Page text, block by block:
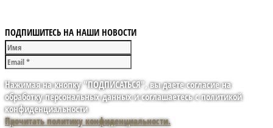
ПОДПИШИТЕСЬ НА НАШИ НОВОСТИ
Нажимая на кнопку "ПОДПИСАТЬСЯ", вы даете согласие на
обработку персональных данных и соглашаетесь с политикой
конфиденциальности
Прочитать политику конфиденциальности.